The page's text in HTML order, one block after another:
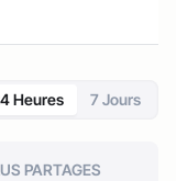
Heures 7 Jours
PARTAGES